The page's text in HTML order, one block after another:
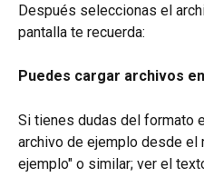
Después seleccionas el
pantalla te recuerda:
Puedes cargar archivos
Si tienes dudas del formato
archivo de ejemplo desde el
ejemplo" o similar; ver el